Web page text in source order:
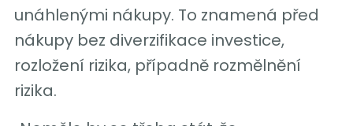
unáhlenými nákupy. To znamená před
nákupy bez diverzifikace investice,
rozložení rizika, případně rozmělnění
rizika.